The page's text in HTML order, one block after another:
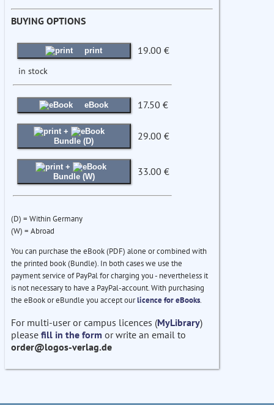
BUYING OPTIONS
print 19.00 €
in stock
eBook 17.50 €
+
Bundle (D)
29.00 €
+
Bundle (W)
33.00 €
(D) = Within Germany
(W) = Abroad
You can purchase the eBook (PDF) alone or combined with
the printed book (Bundle). In both cases we use the
payment service of PayPal for charging you - nevertheless it
is not necessary to have a PayPal-account. With purchasing
the eBook or eBundle you accept ourlicence for eBooks.
For multi-user or campus licences (MyLibrary)
please fill in the form or write an email to
order@logos-verlag.de